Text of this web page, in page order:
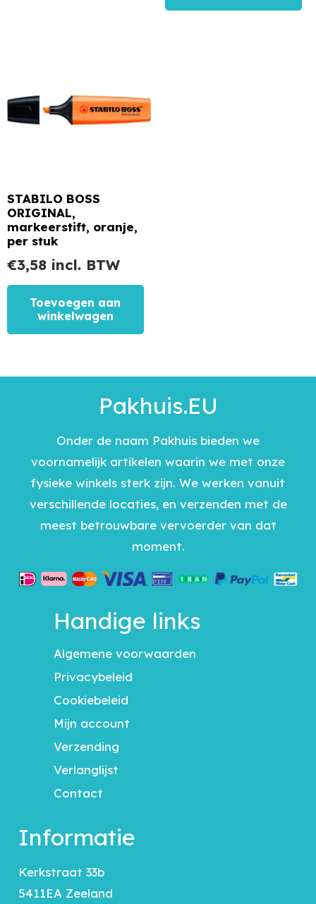
STABILO BOSS
ORIGINAL,
markeerstift, oranje,
per stuk
€3,58 incl. BTW
Toevoegen aan
winkelwagen
Pakhuis.EU
Onder de naam Pakhuis bieden we
voornamelijk artikelen waarin we met onze
fysieke winkels sterk zijn. We werken vanuit
verschillende locaties, en verzenden met de
meest betrouwbare vervoerder van dat
moment.
Handige links
Algemene voorwaarden
Privacybeleid
Cookiebeleid
Mijn account
Verzending
Verlanglijst
Contact
Informatie
Kerkstraat 33b
5411EA Zeeland